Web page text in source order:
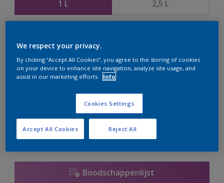
1 L 2,5 L
er hard aan om de voorraad aan te vullen.
Boodschappenlijst
We respect your privacy.
By clicking “Accept All Cookies”, you agree to the storing of cookies
on your device to enhance site navigation, analyze site usage, and
assist in our marketing efforts.
Info
Cookies Settings
Reject All
Accept All Cookies